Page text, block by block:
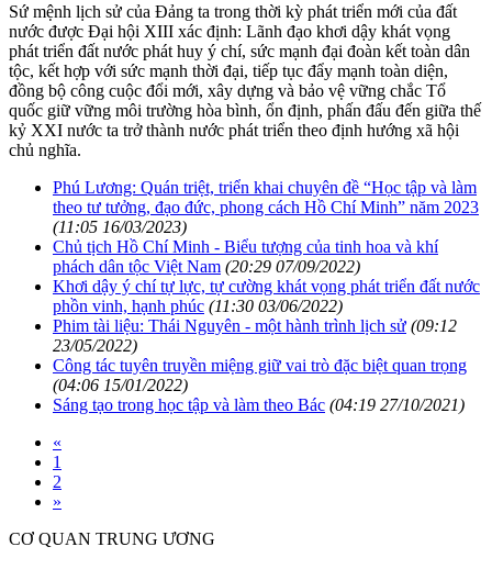
Sứ mệnh lịch sử của Đảng ta trong thời kỳ phát triển mới của đất
nước được Đại hội XIII xác định: Lãnh đạo khơi dậy khát vọng
phát triển đất nước phát huy ý chí, sức mạnh đại đoàn kết toàn dân
tộc, kết hợp với sức mạnh thời đại, tiếp tục đẩy mạnh toàn diện,
đồng bộ công cuộc đổi mới, xây dựng và bảo vệ vững chắc Tổ
quốc giữ vững môi trường hòa bình, ổn định, phấn đấu đến giữa thế
kỷ XXI nước ta trở thành nước phát triển theo định hướng xã hội
chủ nghĩa.
Phú Lương: Quán triệt, triển khai chuyên đề “Học tập và làm
theo tư tưởng, đạo đức, phong cách Hồ Chí Minh” năm 2023
(11:05 16/03/2023)
Chủ tịch Hồ Chí Minh - Biểu tượng của tinh hoa và khí
phách dân tộc Việt Nam (20:29 07/09/2022)
Khơi dậy ý chí tự lực, tự cường khát vọng phát triển đất nước
phồn vinh, hạnh phúc (11:30 03/06/2022)
Phim tài liệu: Thái Nguyên - một hành trình lịch sử (09:12
23/05/2022)
Công tác tuyên truyền miệng giữ vai trò đặc biệt quan trọng
(04:06 15/01/2022)
Sáng tạo trong học tập và làm theo Bác (04:19 27/10/2021)
«
1
2
»
CƠ QUAN TRUNG ƯƠNG